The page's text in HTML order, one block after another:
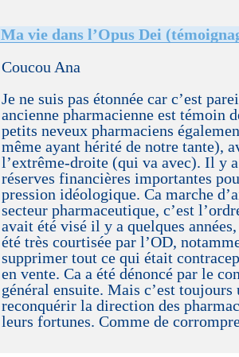
Ma vie dans l’Opus Dei
Coucou Ana
Je ne suis pas étonnée car c’est
ancienne pharmacienne est témoin
petits neveux pharmaciens
même ayant hérité de notre tante),
l’extrême-droite (qui va avec). Il y
réserves financières importantes
pression idéologique. Ca marche
secteur pharmaceutique, c’est
avait été visé il y a quelques
été très courtisée par l’OD,
supprimer tout ce qui était
en vente. Ca a été dénoncé par le
général ensuite. Mais c’est
reconquérir la direction des
leurs fortunes. Comme de